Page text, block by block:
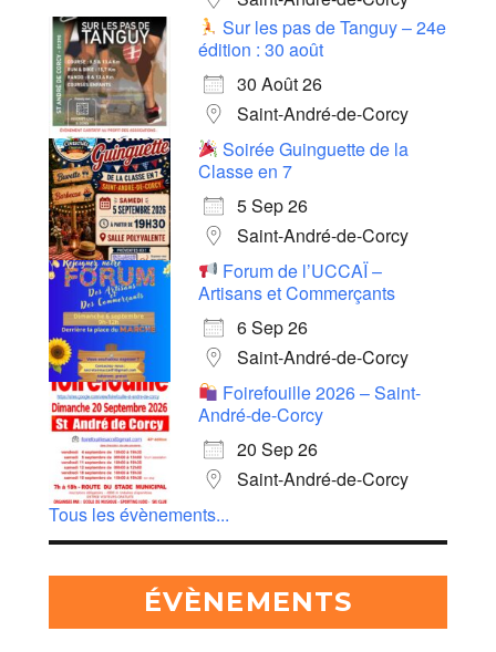
Sur les pas de Tanguy – 24e
édition : 30 août
30 Août 26
Saint-André-de-Corcy
Soirée Guinguette de la
Classe en 7
5 Sep 26
Saint-André-de-Corcy
Forum de l’UCCAÏ –
Artisans et Commerçants
6 Sep 26
Saint-André-de-Corcy
Foirefouille 2026 – Saint-
André-de-Corcy
20 Sep 26
Saint-André-de-Corcy
Tous les évènements...
ÉVÈNEMENTS